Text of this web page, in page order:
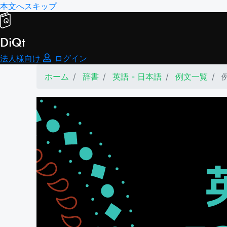
本文へスキップ
DiQt
法人様向け
ログイン
ホーム
辞書 英語 - 日本語 例文一覧